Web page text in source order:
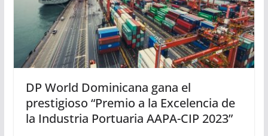
DP World Dominicana gana el
prestigioso “Premio a la Excelencia de
la Industria Portuaria AAPA-CIP 2023”